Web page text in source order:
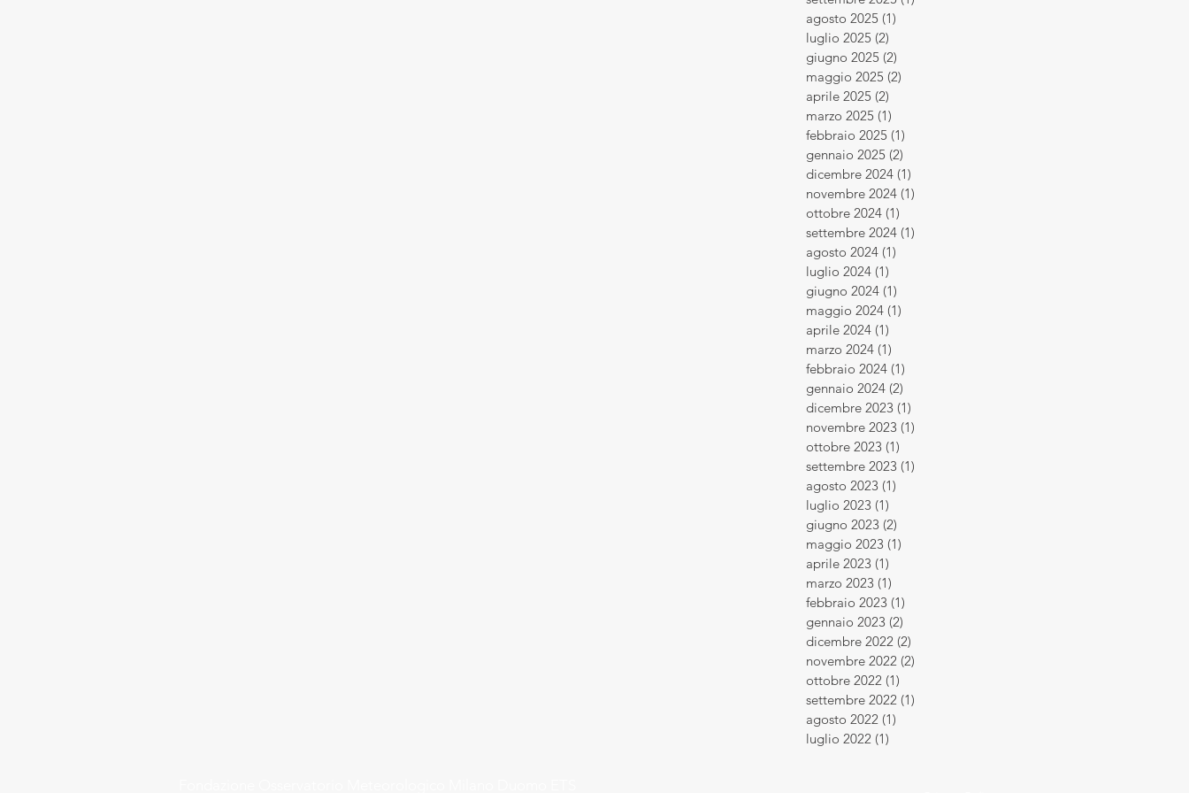
agosto 2025 (1)
luglio 2025 (2)
giugno 2025 (2)
maggio 2025 (2)
aprile 2025 (2)
marzo 2025 (1)
febbraio 2025 (1)
gennaio 2025 (2)
dicembre 2024 (1)
novembre 2024 (1)
ottobre 2024 (1)
settembre 2024 (1)
agosto 2024 (1)
luglio 2024 (1)
giugno 2024 (1)
maggio 2024 (1)
aprile 2024 (1)
marzo 2024 (1)
febbraio 2024 (1)
gennaio 2024 (2)
dicembre 2023 (1)
novembre 2023 (1)
ottobre 2023 (1)
settembre 2023 (1)
agosto 2023 (1)
luglio 2023 (1)
giugno 2023 (2)
maggio 2023 (1)
aprile 2023 (1)
marzo 2023 (1)
febbraio 2023 (1)
gennaio 2023 (2)
dicembre 2022 (2)
novembre 2022 (2)
ottobre 2022 (1)
settembre 2022 (1)
agosto 2022 (1)
luglio 2022 (1)